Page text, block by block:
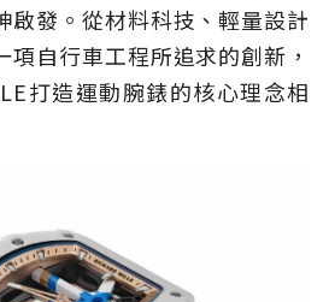
啟發。從材料科技、輕量設計
項自行車工程所追求的創新，
打造運動腕錶的核心理念相